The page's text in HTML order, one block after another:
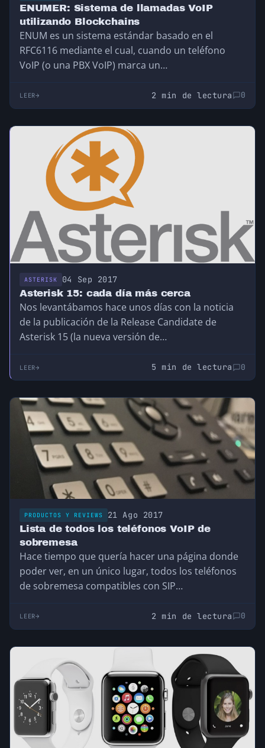
ENUMER: Sistema de llamadas VoIP
utilizando Blockchains
ENUM es un sistema estándar basado en el
RFC6116 mediante el cual, cuando un teléfono
VoIP (o una PBX VoIP) marca un…
LEER 2 min de lectura 0
ASTERISK 04 Sep 2017
Asterisk 15: cada día más cerca
Nos levantábamos hace unos días con la noticia
de la publicación de la Release Candidate de
Asterisk 15 (la nueva versión de…
LEER 5 min de lectura 0
PRODUCTOS Y REVIEWS 21 Ago 2017
Lista de todos los teléfonos VoIP de
sobremesa
Hace tiempo que quería hacer una página donde
poder ver, en un único lugar, todos los teléfonos
de sobremesa compatibles con SIP…
LEER 2 min de lectura 0